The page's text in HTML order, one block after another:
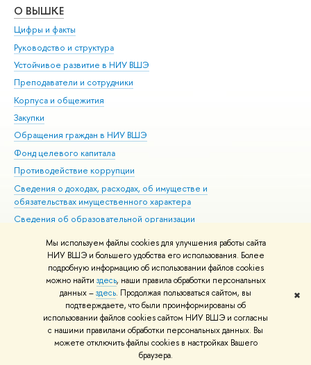
Мы используем файлы cookies для улучшения работы сайта
НИУ ВШЭ и большего удобства его использования. Более
подробную информацию об использовании файлов cookies
можно найти здесь, наши правила обработки персональных
данных –здесь. Продолжая пользоваться сайтом, вы
подтверждаете, что были проинформированы об
использовании файлов cookies сайтом НИУ ВШЭ и согласны
с нашими правилами обработки персональных данных. Вы
можете отключить файлы cookies в настройках Вашего
браузера.
✖
О ВЫШКЕ
Цифры и факты
Руководство и структура
Устойчивое развитие в НИУ ВШЭ
Преподаватели и сотрудники
Корпуса и общежития
Закупки
Обращения граждан в НИУ ВШЭ
Фонд целевого капитала
Противодействие коррупции
Сведения о доходах, расходах, об имуществе и
обязательствах имущественного характера
Сведения об образовательной организации
Людям с ограниченными возможностями здоровья
Единая платежная страница
Работа в Вышке
© НИУ ВШЭ 1993–2026 Адреса и контакты Условия использования
материалов Политика конфиденциальности Карта сайта
Шрифты HSE Sans и HSE Slab разработаны вШколе дизайна НИУ ВШЭ